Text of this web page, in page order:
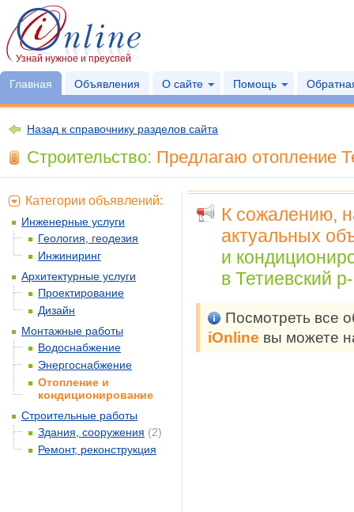
Узнай нужное и преуспей
Главная Объявления О сайте Помощь
Назад к справочнику разделов сайта
Строительство: Предлагаю отопление
К сожалению,
актуальных
и
в Тетиевский
Посмотреть все
iOnline вы можете
Категории объявлений:
Инженерные услуги
Геология, геодезия
Инжиниринг
Архитектурные услуги
Проектирование
Дизайн
Монтажные работы
Водоснабжение
Энергоснабжение
Отопление и
кондиционирование
Строительные работы
Здания, сооружения (2)
Ремонт, реконструкция